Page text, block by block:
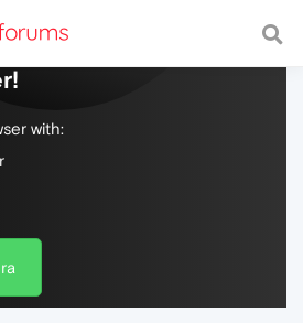
web, with a fast and
with: